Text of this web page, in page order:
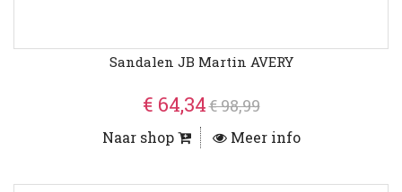
Sandalen JB Martin AVERY
€ 64,34€ 98,99
Naar shop Meer info